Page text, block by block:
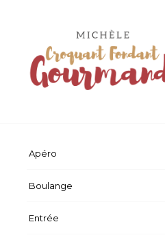
Apéro
Boulange
Entrée